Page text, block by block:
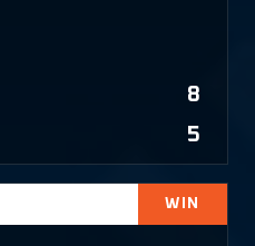
8
5
WIN